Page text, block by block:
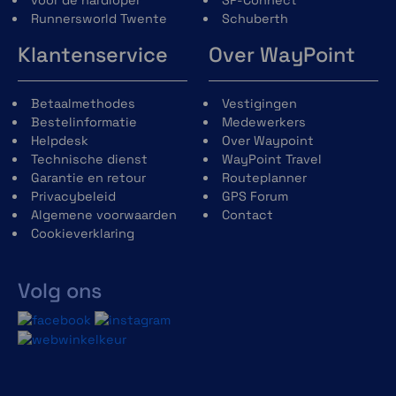
Mode
Helderheid
(Lumen)
Batterijtijd
High
Runnersworld Twente
Schuberth
Klantenservice
Betaalmethodes
Bestelinformatie
Helpdesk
Technische dienst
Garantie en retour
Privacybeleid
Algemene voorwaarden
Cookieverklaring
Volg ons
Over WayPoint
Vestigingen
Medewerkers
Over Waypoint
WayPoint Travel
Routeplanner
GPS Forum
Contact